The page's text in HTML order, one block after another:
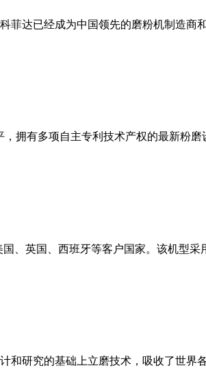
菲达已经成为中国领先的磨粉机制造
拥有多项自主专利技术产权的最新粉
、英国、西班牙等客户国家。该机型
和研究的基础上立磨技术，吸收了世